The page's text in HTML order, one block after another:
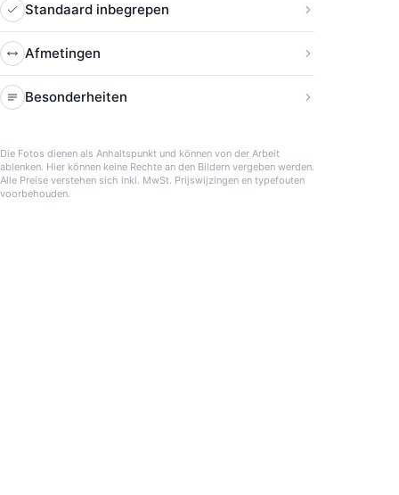
Standaard inbegrepen
Afmetingen
Besonderheiten
Die Fotos dienen als Anhaltspunkt und können von der Arbeit
ablenken. Hier können keine Rechte an den Bildern vergeben werden.
Alle Preise verstehen sich inkl. MwSt. Prijswijzingen en typefouten
voorbehouden.